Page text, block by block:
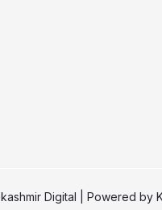
kashmir Digital | Powered by